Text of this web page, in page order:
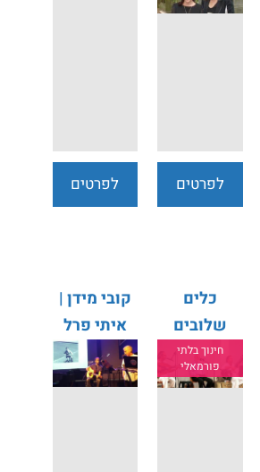
לפרטים
לפרטים
כלים
שלובים
חינוך בלתי
פורמאלי
קובי מידן |
איתי פרל